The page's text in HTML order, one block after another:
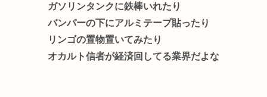
ガソリンタンクに鉄棒いれたり
バンパーの下にアルミテープ貼ったり
リンゴの置物置いてみたり
オカルト信者が経済回してる業界だよな